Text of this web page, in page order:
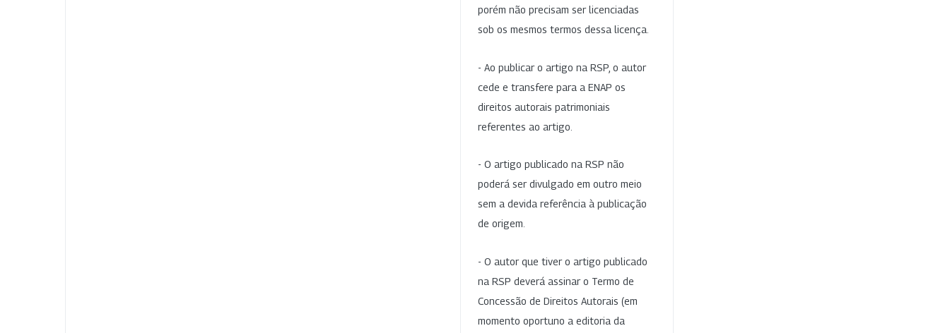
porém não precisam ser licenciadas
sob os mesmos termos dessa licença.
- Ao publicar o artigo na RSP, o autor
cede e transfere para a ENAP os
direitos autorais patrimoniais
referentes ao artigo.
- O artigo publicado na RSP não
poderá ser divulgado em outro meio
sem a devida referência à publicação
de origem.
- O autor que tiver o artigo publicado
na RSP deverá assinar o Termo de
Concessão de Direitos Autorais (em
momento oportuno a editoria da